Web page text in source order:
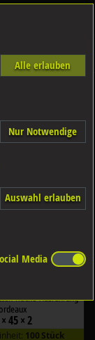
steckbar
flache Ausführung
45 × 2
100 Stück
Alle erlauben
Nur Notwendige
Auswahl erlauben
Media